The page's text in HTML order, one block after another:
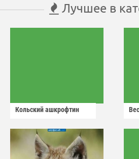
Лучшее в
Кольский ашкрофтин